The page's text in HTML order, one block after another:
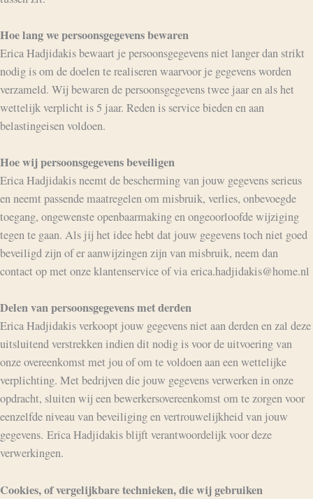
Hoe lang we persoonsgegevens bewaren
Erica Hadjidakis bewaart je persoonsgegevens niet langer dan strikt
nodig is om de doelen te realiseren waarvoor je gegevens worden
verzameld. Wij bewaren de persoonsgegevens twee jaar en als het
wettelijk verplicht is 5 jaar. Reden is service bieden en aan
belastingeisen voldoen.
Hoe wij persoonsgegevens beveiligen
Erica Hadjidakis neemt de bescherming van jouw gegevens serieus
en neemt passende maatregelen om misbruik, verlies, onbevoegde
toegang, ongewenste openbaarmaking en ongeoorloofde wijziging
tegen te gaan. Als jij het idee hebt dat jouw gegevens toch niet goed
beveiligd zijn of er aanwijzingen zijn van misbruik, neem dan
contact op met onze klantenservice of via erica.hadjidakis@home.nl
Delen van persoonsgegevens met derden
Erica Hadjidakis verkoopt jouw gegevens niet aan derden en zal deze
uitsluitend verstrekken indien dit nodig is voor de uitvoering van
onze overeenkomst met jou of om te voldoen aan een wettelijke
verplichting. Met bedrijven die jouw gegevens verwerken in onze
opdracht, sluiten wij een bewerkersovereenkomst om te zorgen voor
eenzelfde niveau van beveiliging en vertrouwelijkheid van jouw
gegevens. Erica Hadjidakis blijft verantwoordelijk voor deze
verwerkingen.
Cookies, of vergelijkbare technieken, die wij gebruiken